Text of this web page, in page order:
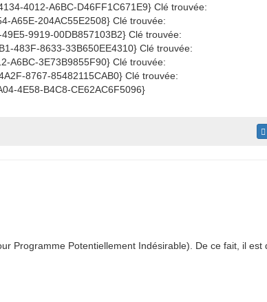
4012-A6BC-D46FF1C671E9} Clé trouvée:
A65E-204AC55E2508} Clé trouvée:
9919-00DB857103B2} Clé trouvée:
483F-8633-33B650EE4310} Clé trouvée:
A6BC-3E73B9855F90} Clé trouvée:
8767-85482115CAB0} Clé trouvée:
4E58-B4C8-CE62AC6F5096}
Programme Potentiellement Indésirable). De ce fait, il est